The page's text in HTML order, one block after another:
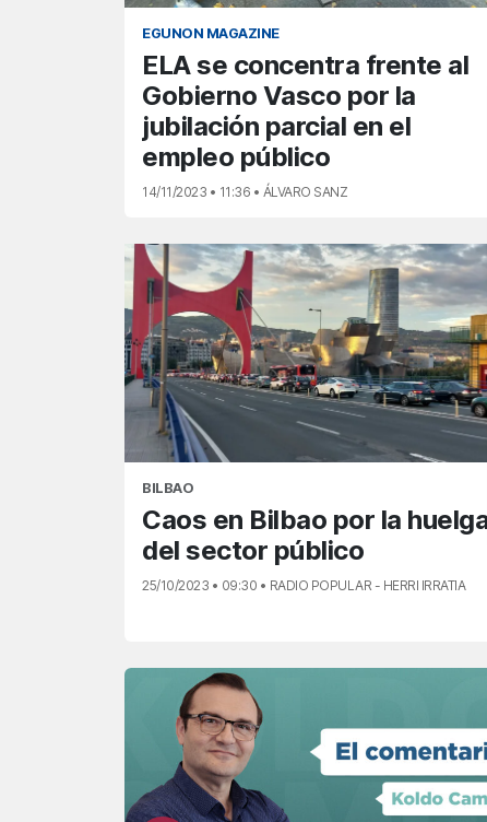
EGUNON MAGAZINE
ELA se concentra frente al
Gobierno Vasco por la
jubilación parcial en el
empleo público
14/11/2023 • 11:36 • ÁLVARO SANZ
BILBAO
Caos en Bilbao por la
del sector público
25/10/2023 • 09:30 • RADIO POPULAR - HERRI IRRATIA